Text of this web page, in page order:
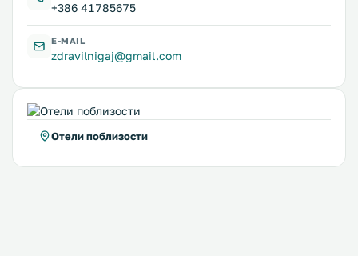
+386 41785675
E-MAIL
zdravilnigaj@gmail.com
Отели поблизости